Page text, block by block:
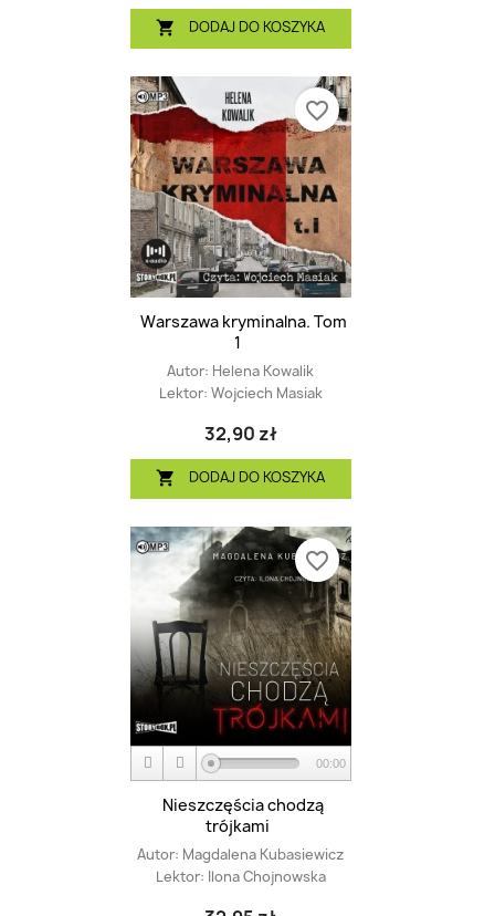
 DODAJ DO KOSZYKA
Warszawa kryminalna. Tom
1
Autor: Helena Kowalik
Lektor: Wojciech Masiak
32,90 zł
 DODAJ DO KOSZYKA
favorite_border
00:00
Nieszczęścia chodzą
trójkami
Autor: Magdalena Kubasiewicz
Lektor: Ilona Chojnowska
favorite_border